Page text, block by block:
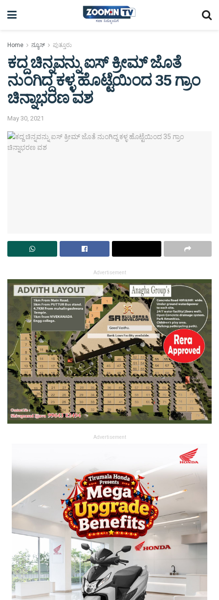
Home ನ್ಯೂಸ್ ಪುತ್ತೂರು
ಕದ್ದ ಚಿನ್ನವನ್ನು ಐಸ್ ಕ್ರೀಮ್ ಜೊತೆ
ನುಂಗಿದ್ದ ಕಳ್ಳ ಹೊಟ್ಟೆಯಿಂದ 35 ಗ್ರಾಂ
ಚಿನ್ನಾಭರಣ ವಶ
May 30, 2021
Advertisement
Advertisement